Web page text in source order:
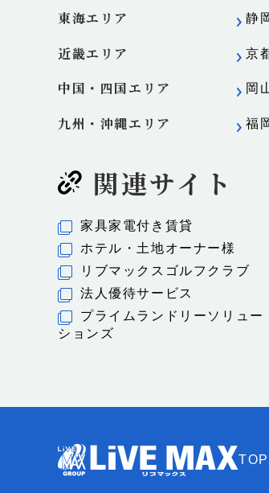
東海エリア 静
近畿エリア 京
中国・四国エリア 岡
九州・沖縄エリア 福
関連サイト
家具家電付き賃貸
ホテル・土地オーナー様
リブマックスゴルフクラブ
法人優待サービス
プライムランドリーソリュー
ションズ
TOP